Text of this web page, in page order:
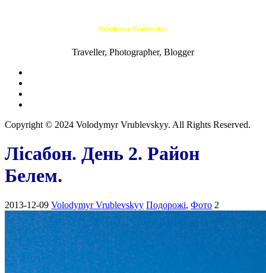
Volodymyr Vrublevskyy
Traveller, Photographer, Blogger
Copyright © 2024 Volodymyr Vrublevskyy. All Rights Reserved.
Лісабон. День 2. Район
Белем.
2013-12-09 Volodymyr Vrublevskyy Подорожі, Фото 2